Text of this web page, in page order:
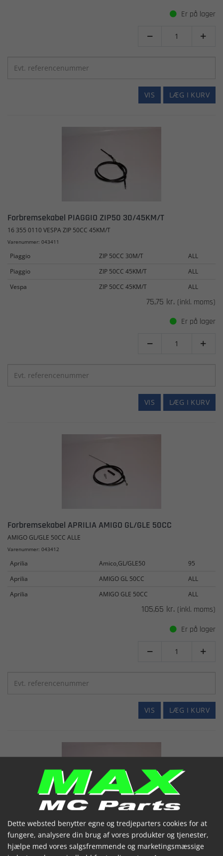
Er på lager
 
LÆG I KURV
VIS
Forbremsekabel PIAGGIO ZIP50 30/45KM/T
16 355 0110 VESPA ZIP 50CC 45KM/T
Varenummer: 043411
Piaggio ZIP 50CC 30M/T
ALL
Piaggio
ZIP 50CC 45KM/T
ALL
Vespa
ZIP 50CC 45KM/T ALL
75,75 kr. (inkl. moms)
Er på lager
 
LÆG I KURV
VIS
Forbremsekabel APRILIA AMIGO GL/GLE 50CC
AMIGO GL/GLE 50CC ALLE
Varenummer: 043412
Aprilia Amico,GL/GLE50
95
Aprilia
AMIGO GL 50CC
ALL
Aprilia
AMIGO GLE 50CC ALL
105,65 kr. (inkl. moms)
Er på lager
 
LÆG I KURV
VIS
Bagbremsekabel
43450-GT8-600
Dette websted benytter egne og tredjeparters cookies for at
fungere, analysere din brug af vores produkter og tjenester,
hjælpe med vores salgsfremmende og marketingsmæssige